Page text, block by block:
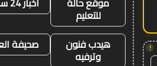
!
للتعليم
هيدب فنون
وترفيه
صحيفة